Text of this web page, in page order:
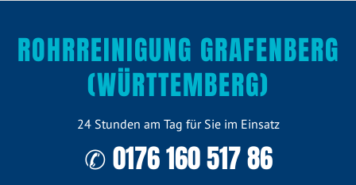
ROHRREINIGUNG GRAFENBERG
(WÜRTTEMBERG)
24 Stunden am Tag für Sie im Einsatz
✆ 0176 160 517 86